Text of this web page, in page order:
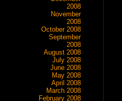
2008
November
2008
October 2008
September
2008
August 2008
July 2008
June 2008
May 2008
April 2008
March 2008
February 2008